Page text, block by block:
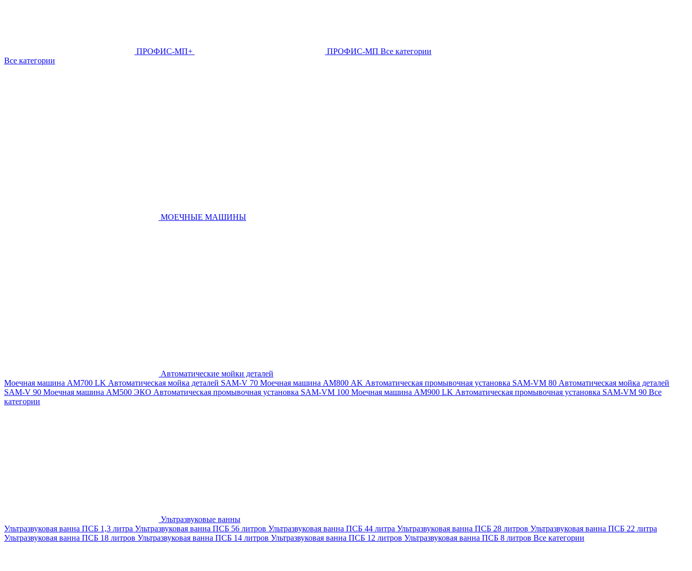
ПРОФИС-МП+ ПРОФИС-МП Все категории
Все категории
МОЕЧНЫЕ МАШИНЫ
Автоматические мойки деталей
Моечная машина AM700 LK Автоматическая мойка деталей SAM-V 70 Моечная машина АМ800 AK Автоматическая промывочная установка SAM-VM 80 Автоматическая мойка деталей
SAM-V 90 Моечная машина АМ500 ЭКО Автоматическая промывочная установка SAM-VM 100 Моечная машина AM900 LK Автоматическая промывочная установка SAM-VM 90 Все
категории
Ультразвуковые ванны
Ультразвуковая ванна ПСБ 1,3 литра Ультразвуковая ванна ПСБ 56 литров Ультразвуковая ванна ПСБ 44 литра Ультразвуковая ванна ПСБ 28 литров Ультразвуковая ванна ПСБ 22 литра
Ультразвуковая ванна ПСБ 18 литров Ультразвуковая ванна ПСБ 14 литров Ультразвуковая ванна ПСБ 12 литров Ультразвуковая ванна ПСБ 8 литров Все категории